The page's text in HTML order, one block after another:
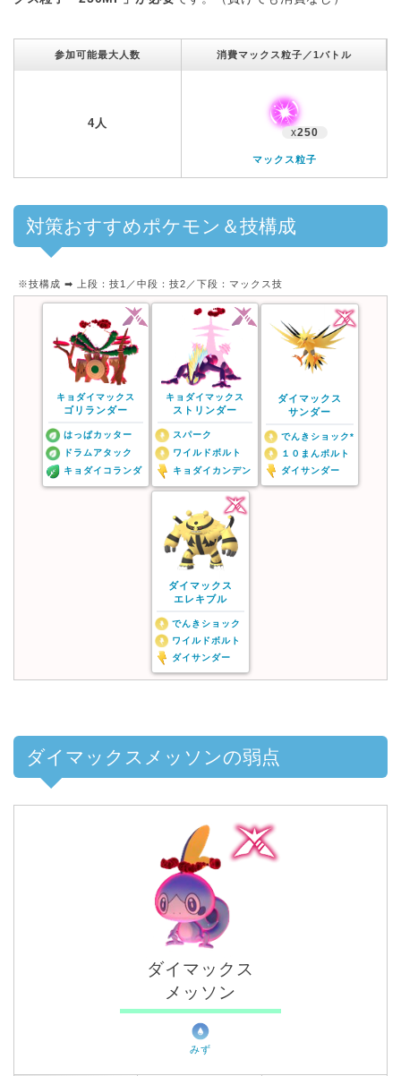
参加可能最大人数 消費マックス粒子／1バトル
4人
x250
マックス粒子
対策おすすめポケモン＆技構成
※技構成 ➡︎ 上段：技1／中段：技2／下段：マックス技
キョダイマックス
ゴリランダー
はっぱカッター
ドラムアタック
キョダイコランダ
キョダイマックス
ストリンダー
スパーク
ワイルドボルト
キョダイカンデン
ダイマックス
サンダー
でんきショック*
１０まんボルト
ダイサンダー
ダイマックス
エレキブル
でんきショック
ワイルドボルト
ダイサンダー
ダイマックスメッソンの弱点
ダイマックス
メッソン
みず